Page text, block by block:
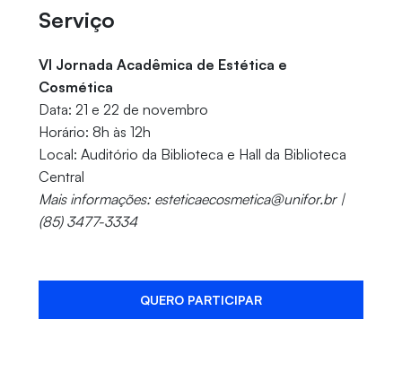
Serviço
VI Jornada Acadêmica de Estética e
Cosmética
Data: 21 e 22 de novembro
Horário: 8h às 12h
Local: Auditório da Biblioteca e Hall da Biblioteca
Central
Mais informações: esteticaecosmetica@unifor.br |
(85) 3477-3334
QUERO PARTICIPAR